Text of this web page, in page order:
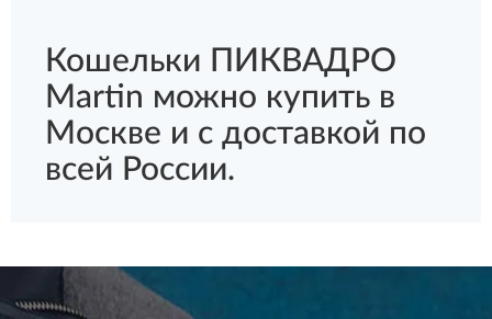
Кошельки ПИКВАДРО
Martin можно купить в
Москве и с доставкой по
всей России.